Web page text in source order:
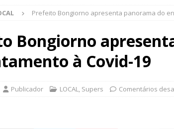
Prefeito Bongiorno apresenta panorama do
Bongiorno
à Covid-19
Publicador LOCAL, Supers Comentários